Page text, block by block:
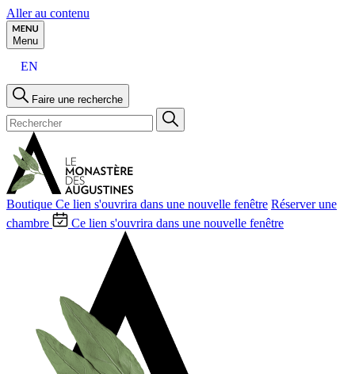
Aller au contenu
Menu
EN
Faire une recherche
Boutique Ce lien s'ouvrira dans une nouvelle fenêtre Réserver une
chambre
Ce lien s'ouvrira dans une nouvelle fenêtre